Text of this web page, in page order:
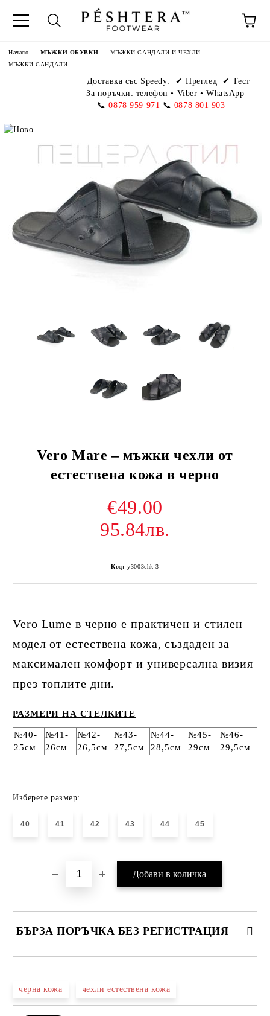
Начало МЪЖКИ ОБУВКИ
МЪЖКИ САНДАЛИ И ЧЕХЛИ
МЪЖКИ САНДАЛИ
Доставка със Speedy:
✔ Преглед ✔ Тест
За поръчки: телефон• Viber • WhatsApp
📞 0878 959 971 📞 0878 801 903
Vero Mare – мъжки чехли от
естествена кожа в черно
€49.00
95.84лв.
Код: y3003chk-3
Vero Lume в черно е практичен и стилен
модел от естествена кожа, създаден за
максимален комфорт и универсална визия
през топлите дни.
РАЗМЕРИ НА СТЕЛКИТЕ
№40-
25см
№41-
26см
№42-
26,5см
№43-
27,5см
№44-
28,5см
№45-
29см
№46-
29,5см
Изберете размер:
40 41 42 43 44 45
БЪРЗА ПОРЪЧКА БЕЗ РЕГИСТРАЦИЯ
черна кожа чехли естествена кожа